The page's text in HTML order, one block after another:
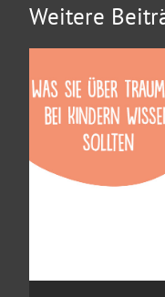
Weitere